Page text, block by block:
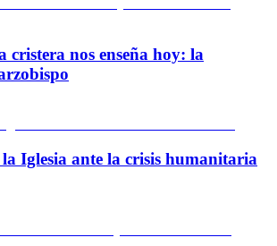
cristera nos enseña hoy: la
la Iglesia ante la crisis humanitaria